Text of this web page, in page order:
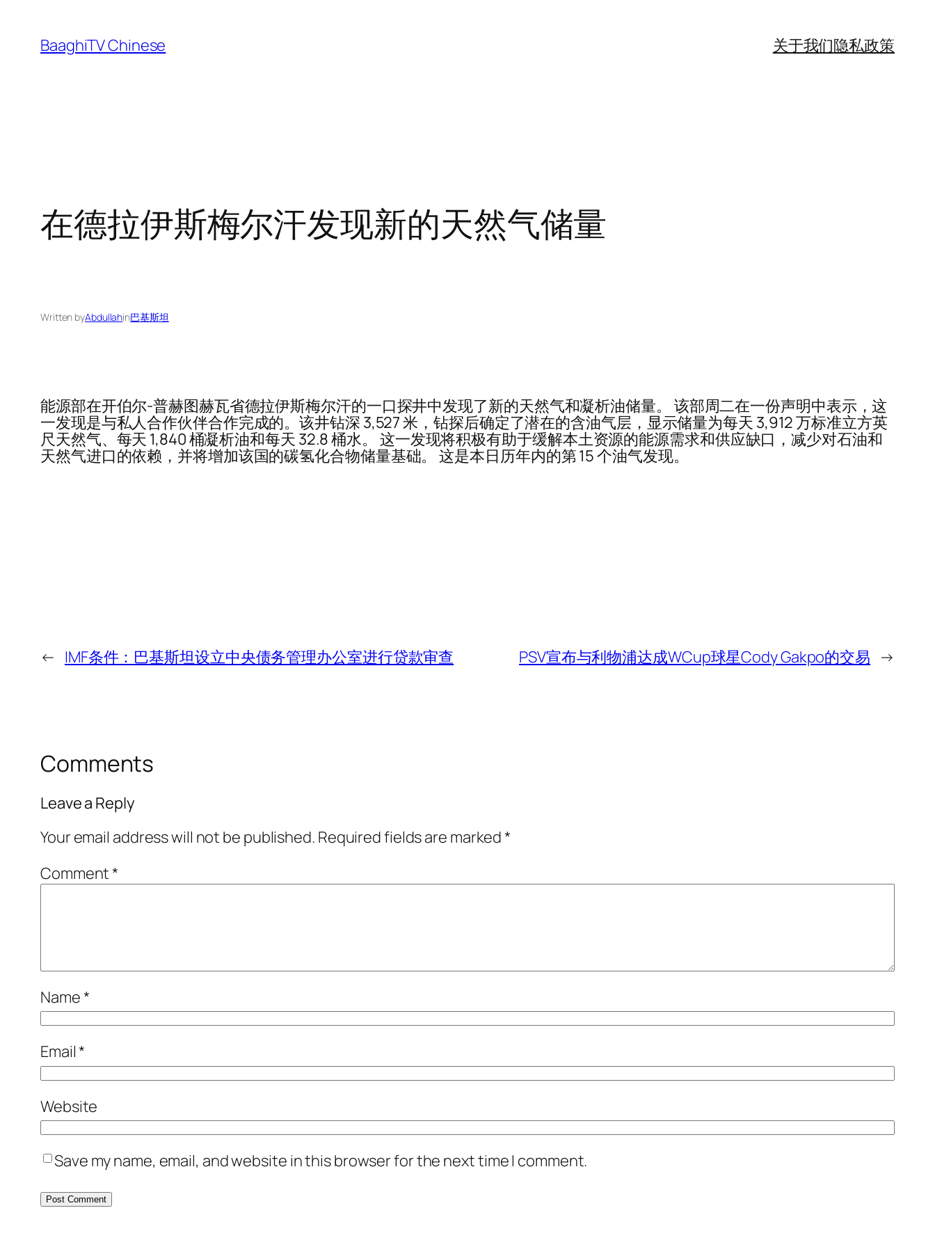
content
BaaghiTV Chinese 关于我们隐私政策
在德拉伊斯梅尔汗发现新的天然气储量
Written byAbdullahin巴基斯坦
能源部在开伯尔-普赫图赫瓦省德拉伊斯梅尔汗的一口探井中发现了新的天然气和凝析油储量。 该部周二在一份声明中表示，这
一发现是与私人合作伙伴合作完成的。该井钻深 3,527 米，钻探后确定了潜在的含油气层，显示储量为每天 3,912 万标准立方英
尺天然气、每天 1,840 桶凝析油和每天 32.8 桶水。 这一发现将积极有助于缓解本土资源的能源需求和供应缺口，减少对石油和
天然气进口的依赖，并将增加该国的碳氢化合物储量基础。 这是本日历年内的第 15 个油气发现。
← IMF条件：巴基斯坦设立中央债务管理办公室进行贷款审查 PSV宣布与利物浦达成WCup球星Cody Gakpo的交易 →
Comments
Leave a Reply
Your email address will not be published. Required fields are marked*
Comment*
Name*
Email*
Website
Save my name, email, and website in this browser for the next time I comment.